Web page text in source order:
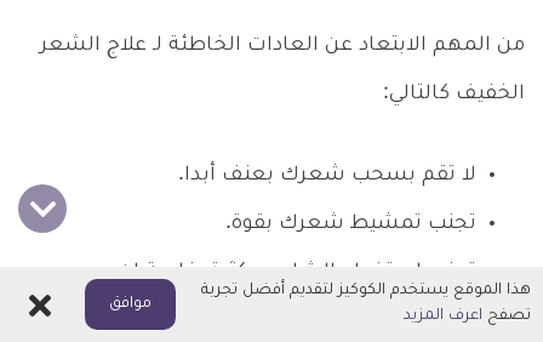
من المهم الابتعاد عن العادات الخاطئة لـ علاج الشعر
الخفيف كالتالي:
لا تقم بسحب شعرك بعنف أبدا.
تجنب تمشيط شعرك بقوة.
تجنب استخدام الشامبو بكثرة، خاصة إن
كان شعرك جاف.
هذا الموقع يستخدم الكوكيز لتقديم أفضل تجربة
تصفح اعرف المزيد
موافق اغلاق